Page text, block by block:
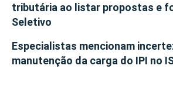
tributária ao listar propostas e
Seletivo
Especialistas mencionam
manutenção da carga do IPI no